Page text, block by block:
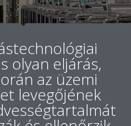
olyan eljárás,
az üzemi
levegőjének